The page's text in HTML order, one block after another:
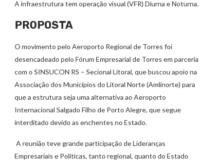
A infraestrutura tem operação visual (VFR) Diurna e Noturna.
PROPOSTA
O movimento pelo Aeroporto Regional de Torres foi
desencadeado pelo Fórum Empresarial de Torres em parceria
com o SINSUCON RS – Secional Litoral, que buscou apoio na
Associação dos Municípios do Litoral Norte (Amlinorte) para
que a estrutura seja uma alternativa ao Aeroporto
Internacional Salgado Filho de Porto Alegre, que segue
interditado devido as enchentes no Estado.
A reunião teve grande participação de Lideranças
Empresariais e Políticas, tanto regional, quanto do Estado